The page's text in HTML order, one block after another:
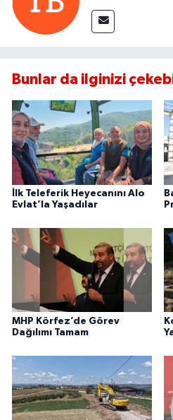
Bunlar da ilginizi
İlk Teleferik Heyecanını Alo
Evlat’la Yaşadılar
MHP Körfez’de Görev
Dağılımı Tamam